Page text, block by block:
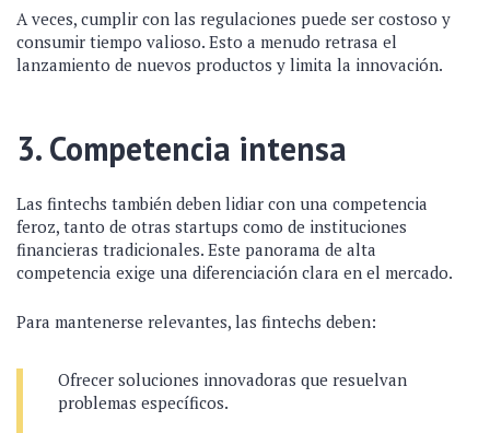
A veces, cumplir con las regulaciones puede ser costoso y
consumir tiempo valioso. Esto a menudo retrasa el
lanzamiento de nuevos productos y limita la innovación.
3. Competencia intensa
Las fintechs también deben lidiar con una competencia
feroz, tanto de otras startups como de instituciones
financieras tradicionales. Este panorama de alta
competencia exige una diferenciación clara en el mercado.
Para mantenerse relevantes, las fintechs deben:
Ofrecer soluciones innovadoras que resuelvan
problemas específicos.